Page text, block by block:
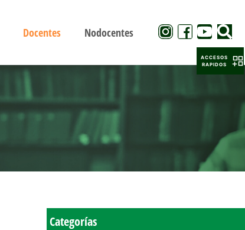
Docentes Nodocentes
Categorías
ACCESOS
RAPIDOS